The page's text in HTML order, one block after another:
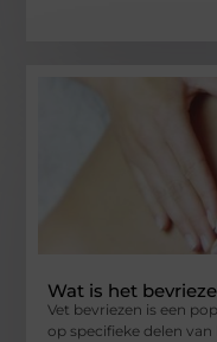
Wat is het
Vet bevriezen is een
op specifieke delen